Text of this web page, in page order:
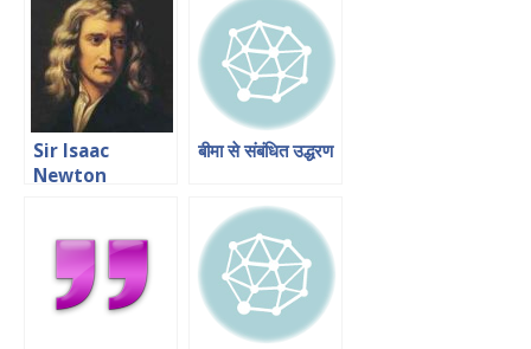
Sir Isaac
Newton
बीमा से संबंधित उद्धरण